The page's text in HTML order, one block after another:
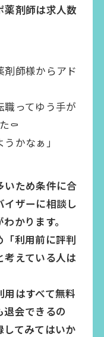
薬剤師は求人数
剤師様からアド
ってゆう手が
⚰️
かなぁ」
いため条件に合
イザーに相談し
かります。
利用前に評判
考えている人は
はすべて無料
会できるの
てみてはいか